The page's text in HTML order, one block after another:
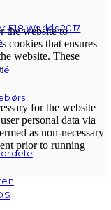
Worlds 2017
the website to
cookies that ensures
website. These
for the website
personal data via
as non-necessary
prior to running